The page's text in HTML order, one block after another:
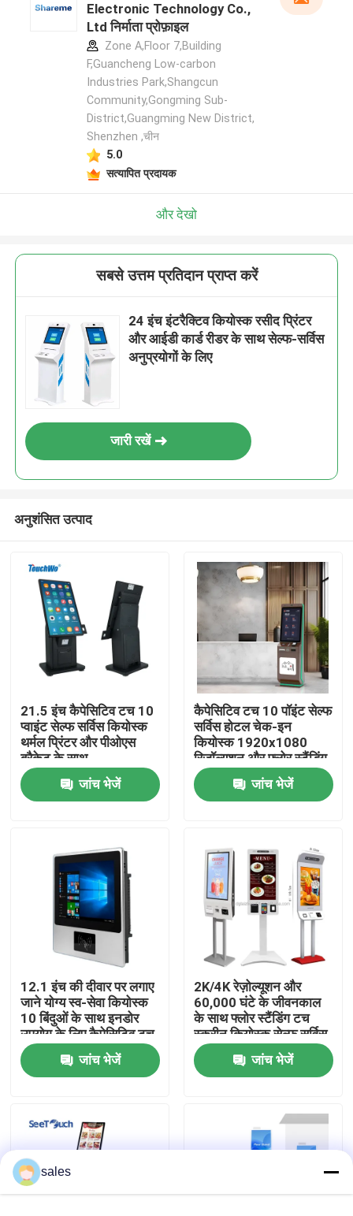
घर
वीडियो
वीआर शो
हमारे बारे में
कारखाना भ्रमण
गुणवत्ता नियंत्रण
समाचार
Electronic Technology Co.,
Ltd निर्माता प्रोफ़ाइल
Zone A,Floor 7,Building
F,Guancheng Low-carbon
Industries Park,Shangcun
Community,Gongming Sub-
District,Guangming New District,
Shenzhen ,चीन
5.0
सत्यापित प्रदायक
और देखो
सबसे उत्तम प्रतिदान प्राप्त करें
24 इंच इंटरैक्टिव कियोस्क रसीद प्रिंटर
और आईडी कार्ड रीडर के साथ सेल्फ-सर्विस
अनुप्रयोगों के लिए
जारी रखें
अनुशंसित उत्पाद
21.5 इंच कैपेसिटिव टच 10
प्वाइंट सेल्फ सर्विस कियोस्क
थर्मल प्रिंटर और पीओएस
ब्रैकेट के साथ
जांच भेजें
कैपेसिटिव टच 10 पॉइंट सेल्फ
सर्विस होटल चेक-इन
कियोस्क 1920x1080
रिज़ॉल्यूशन और फ्लोर स्टैंडिंग
डिज़ाइन के साथ
जांच भेजें
12.1 इंच की दीवार पर लगाए
जाने योग्य स्व-सेवा कियोस्क
10 बिंदुओं के साथ इनडोर
उपयोग के लिए कैपेसिटिव टच
स्क्रीन
जांच भेजें
2K/4K रेज़ोल्यूशन और
60,000 घंटे के जीवनकाल
के साथ फ्लोर स्टैंडिंग टच
स्क्रीन कियोस्क सेल्फ सर्विस
अनुप्रयोगों के लिए
जांच भेजें
sales